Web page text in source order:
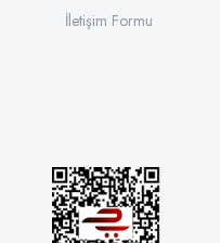
İletişim Formu